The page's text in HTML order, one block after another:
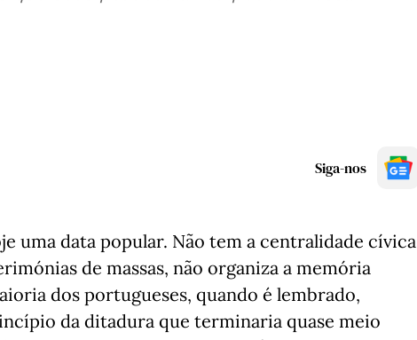
Siga-nos
uma data popular. Não tem a centralidade cívica
de massas, não organiza a memória
dos portugueses, quando é lembrado,
da ditadura que terminaria quase meio